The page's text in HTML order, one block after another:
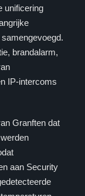
unificering
brandalarm,
IP-intercoms
Granften dat
aan Security